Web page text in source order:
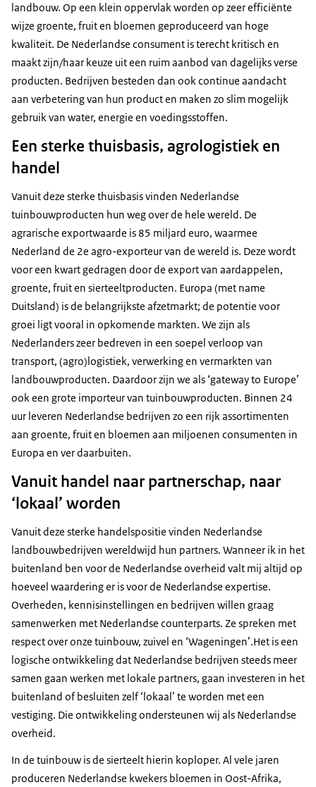
landbouw. Op een klein oppervlak worden op zeer efficiënte
wijze groente, fruit en bloemen geproduceerd van hoge
kwaliteit. De Nederlandse consument is terecht kritisch en
maakt zijn/haar keuze uit een ruim aanbod van dagelijks verse
producten. Bedrijven besteden dan ook continue aandacht
aan verbetering van hun product en maken zo slim mogelijk
gebruik van water, energie en voedingsstoffen.
Een sterke thuisbasis, agrologistiek en
handel
Vanuit deze sterke thuisbasis vinden Nederlandse
tuinbouwproducten hun weg over de hele wereld. De
agrarische exportwaarde is 85 miljard euro, waarmee
Nederland de 2e agro-exporteur van de wereld is. Deze wordt
voor een kwart gedragen door de export van aardappelen,
groente, fruit en sierteeltproducten. Europa (met name
Duitsland) is de belangrijkste afzetmarkt; de potentie voor
groei ligt vooral in opkomende markten. We zijn als
Nederlanders zeer bedreven in een soepel verloop van
transport, (agro)logistiek, verwerking en vermarkten van
landbouwproducten. Daardoor zijn we als ‘gateway to Europe’
ook een grote importeur van tuinbouwproducten. Binnen 24
uur leveren Nederlandse bedrijven zo een rijk assortimenten
aan groente, fruit en bloemen aan miljoenen consumenten in
Europa en ver daarbuiten.
Vanuit handel naar partnerschap, naar
‘lokaal’ worden
Vanuit deze sterke handelspositie vinden Nederlandse
landbouwbedrijven wereldwijd hun partners. Wanneer ik in het
buitenland ben voor de Nederlandse overheid valt mij altijd op
hoeveel waardering er is voor de Nederlandse expertise.
Overheden, kennisinstellingen en bedrijven willen graag
samenwerken met Nederlandse counterparts. Ze spreken met
respect over onze tuinbouw, zuivel en ‘Wageningen’.Het is een
logische ontwikkeling dat Nederlandse bedrijven steeds meer
samen gaan werken met lokale partners, gaan investeren in het
buitenland of besluiten zelf ‘lokaal’ te worden met een
vestiging. Die ontwikkeling ondersteunen wij als Nederlandse
overheid.
In de tuinbouw is de sierteelt hierin koploper. Al vele jaren
produceren Nederlandse kwekers bloemen in Oost-Afrika,